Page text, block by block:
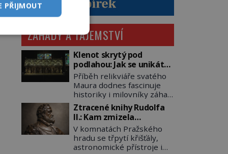
ZÁHADY A TAJEMSTVÍ
Klenot skrytý pod
podlahou: Jak se unikátní
románský poklad dostal
do zapadlého Bečova?
Příběh relikviáře svatého
Maura dodnes fascinuje
historiky i milovníky záhad
po celém světě. Tato
románská zlatnická
památka ze 13. století je
po českých korunovačních
klenotech druhým
nejcennějším movitým
Ztracené knihy Rudolfa
II.: Kam zmizela
nejzáhadnější knihovna
Evropy?
V komnatách Pražského
hradu se třpytí křišťály,
astronomické přístroje i
PŘIJMOUT